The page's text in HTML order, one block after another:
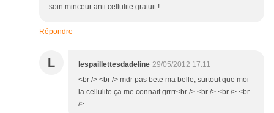
soin minceur anti cellulite gratuit !
Répondre
L lespaillettesdadeline 29/05/2012 17:11
<br /> <br /> mdr pas bete ma belle, surtout que moi
la cellulite ça me connait grrrr<br /> <br /> <br /> <br
/>